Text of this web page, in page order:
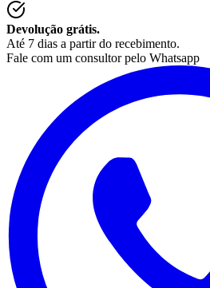
Devolução grátis.
Até 7 dias a partir do recebimento.
Fale com um consultor pelo Whatsapp